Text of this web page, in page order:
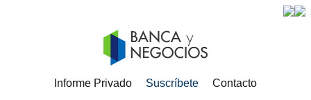
Informe Privado Suscríbete Contacto